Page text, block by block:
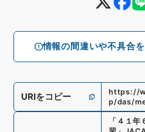
情報の間違いや不具合
URIをコピー
https://
p/das/
「 ４１